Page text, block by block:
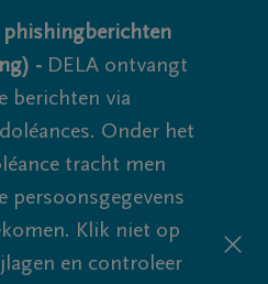
phishingberichten
- DELA ontvangt
berichten via
Onder het
tracht men
persoonsgegevens
Klik niet op
en controleer